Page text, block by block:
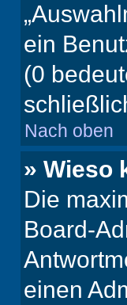
ein
(0
Nach oben
» Wieso
Die
Board-
einen